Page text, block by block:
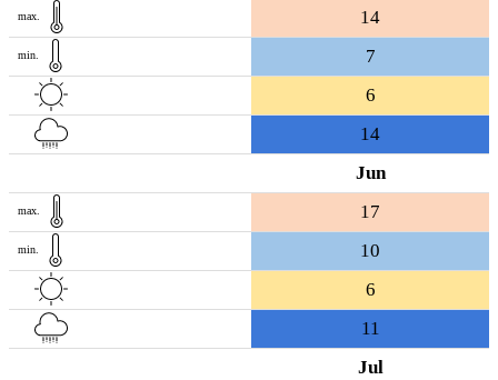
max. 14
min.
7
6
14
Jun
max. 17
min.
10
6
11
Jul